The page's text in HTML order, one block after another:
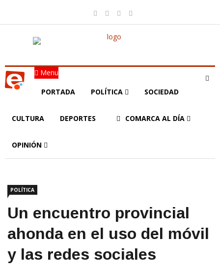
Menu
PORTADA POLÍTICA SOCIEDAD
CULTURA DEPORTES COMARCA AL DÍA
OPINIÓN
POLÍTICA
Un encuentro provincial
ahonda en el uso del móvil
y las redes sociales